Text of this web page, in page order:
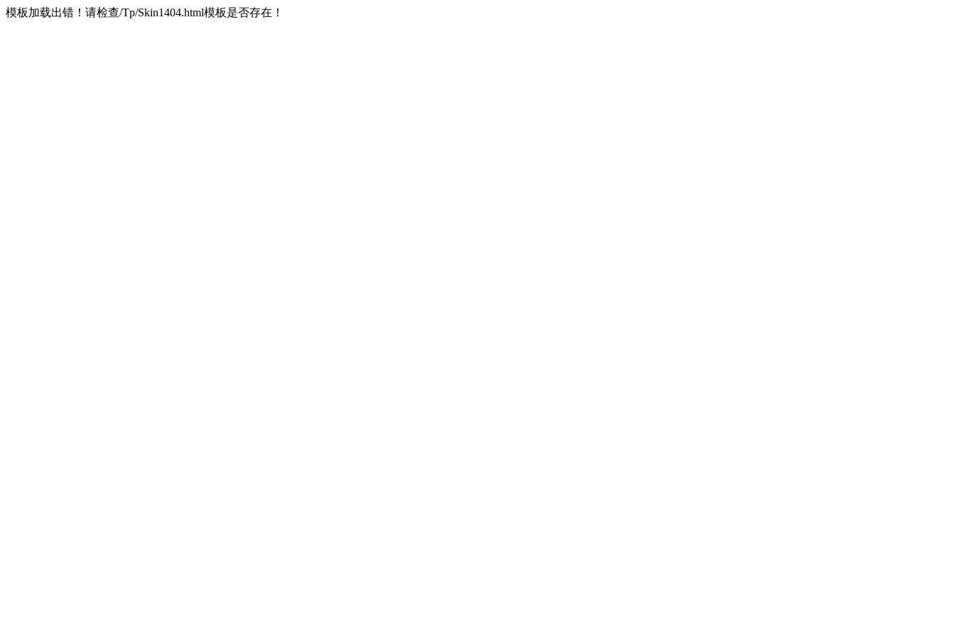
模板加载出错！请检查/Tp/Skin1404.html模板是否存在！